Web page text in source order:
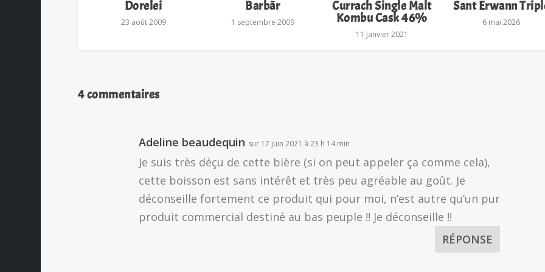
Dorelei
23 août 2009
Barbãr
1 septembre 2009
Currach Single Malt
Kombu Cask 46%
11 janvier 2021
Sant Erwann
6 mai 2026
4 commentaires
Adeline beaudequin sur 17 juin 2021 à 23 h 14 min
Je suis très déçu de cette bière (si on peut appeler ça comme cela),
cette boisson est sans intérêt et très peu agréable au goût. Je
déconseille fortement ce produit qui pour moi, n’est autre qu’un pur
produit commercial destiné au bas peuple !! Je déconseille !!
RÉPONSE